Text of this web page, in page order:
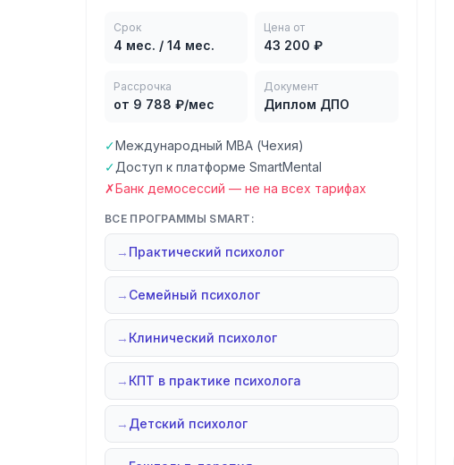
Срок
4 мес. / 14 мес.
Цена от
43 200 ₽
Рассрочка
от 9 788 ₽/мес
Документ
Диплом ДПО
✓Международный MBA (Чехия)
✓Доступ к платформе SmartMental
✗Банк демосессий — не на всех тарифах
ВСЕ ПРОГРАММЫ SMART:
→ Практический психолог
→ Семейный психолог
→ Клинический психолог
→ КПТ в практике психолога
→ Детский психолог